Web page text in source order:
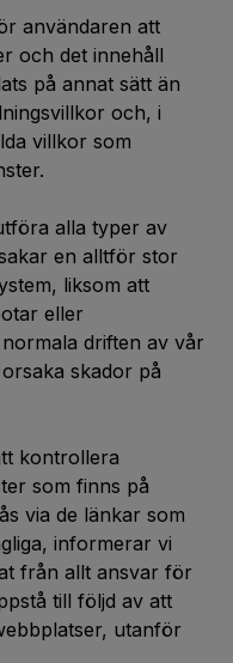
användaren att
och det innehåll
på annat sätt än
och, i
villkor som
alla typer av
en alltför stor
liksom att
eller
driften av vår
skador på
kontrollera
som finns på
via de länkar som
informerar vi
från allt ansvar för
till följd av att
utanför